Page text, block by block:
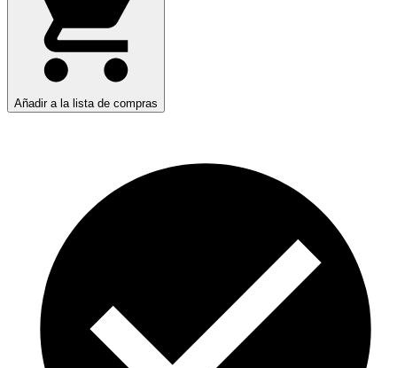
Añadir a la lista de compras